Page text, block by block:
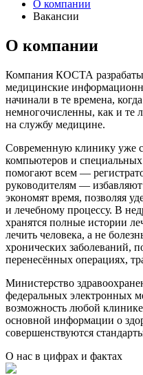
О компании
Вакансии
О компании
Компания КОСТА
медицинские
начинали в те времена,
немногочисленны, как и те
на службу медицине.
Современную клинику уже
компьютеров и
помогают всем —
руководителям —
экономят время, позволяя
и лечебному процессу. В
хранятся полные истории
лечить человека, а не
хронических заболеваний,
перенесённых операциях,
Министерство
федеральных электронных
возможность любой
основной информации о
совершенствуются
О нас в цифрах и фактах